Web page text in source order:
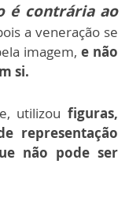
é contrária ao
a veneração se
imagem, e não
si.
utilizou figuras,
representação
não pode ser